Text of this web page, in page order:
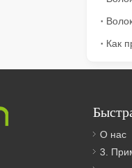
О нас
3.